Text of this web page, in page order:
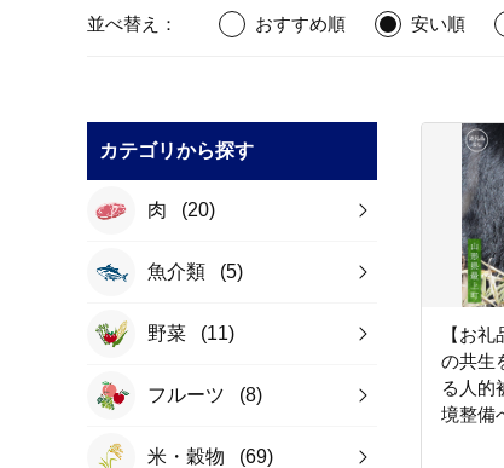
並べ替え： おすすめ順 安い順
カテゴリから探す
肉 (20)
魚介類 (5)
野菜 (11)
フルーツ (8)
米・穀物 (69)
【お
の共生
る人的
境整備